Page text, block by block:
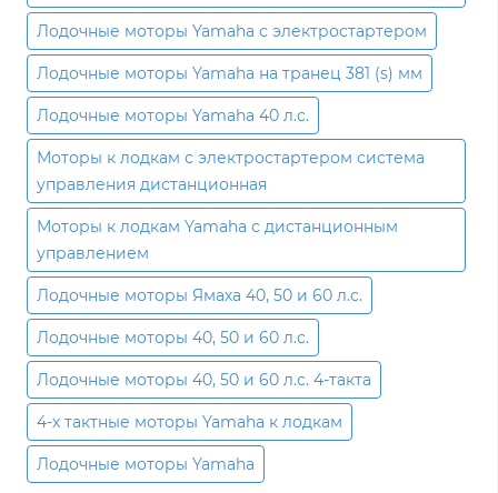
Лодочные моторы Yamaha с электростартером
Лодочные моторы Yamaha на транец 381 (s) мм
Лодочные моторы Yamaha 40 л.с.
Моторы к лодкам с электростартером система
управления дистанционная
Моторы к лодкам Yamaha с дистанционным
управлением
Лодочные моторы Ямаха 40, 50 и 60 л.с.
Лодочные моторы 40, 50 и 60 л.с.
Лодочные моторы 40, 50 и 60 л.с. 4-такта
4-х тактные моторы Yamaha к лодкам
Лодочные моторы Yamaha